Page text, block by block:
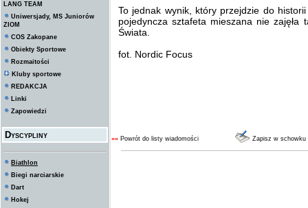
LANG TEAM
Uniwersjady, MS Juniorów
ZIOM
COS Zakopane
Obiekty Sportowe
Rozmaitości
Kluby sportowe
REDAKCJA
Linki
Zapowiedzi
Dyscypliny
Biathlon
Biegi narciarskie
Dart
Hokej
To jednak wynik, który przejdzie do
pojedyncza sztafeta mieszana nie
Świata.
fot. Nordic Focus
«« Powrót do listy wiadomości Zapisz w schowku